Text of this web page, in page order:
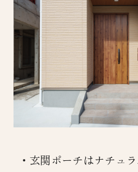
・玄関ポーチはナチュ